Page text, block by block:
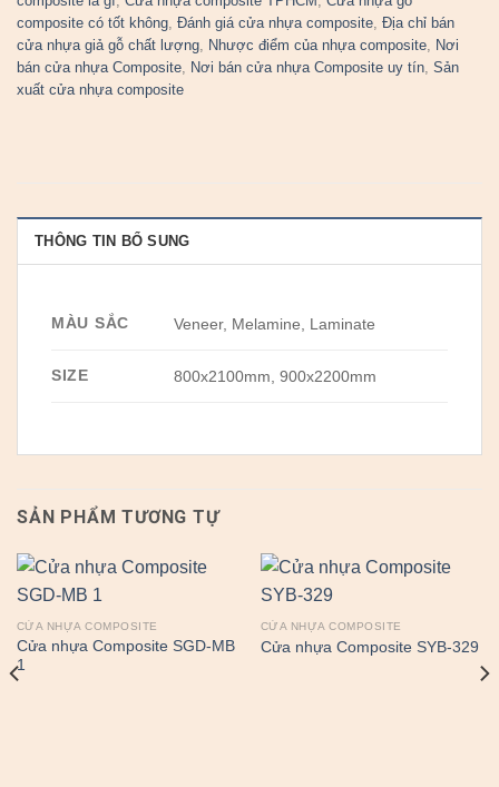
composite có tốt không, Đánh giá cửa nhựa composite, Địa chỉ bán
cửa nhựa giả gỗ chất lượng, Nhược điểm của nhựa composite, Nơi
bán cửa nhựa Composite, Nơi bán cửa nhựa Composite uy tín, Sản
xuất cửa nhựa composite
THÔNG TIN BỔ SUNG
MÀU SẮC Veneer, Melamine, Laminate
SIZE 800x2100mm, 900x2200mm
SẢN PHẨM TƯƠNG TỰ
CỬA NHỰA COMPOSITE
Cửa nhựa Composite SGD-MB
1
CỬA NHỰA COMPOSITE
Cửa nhựa Composite SYB-329